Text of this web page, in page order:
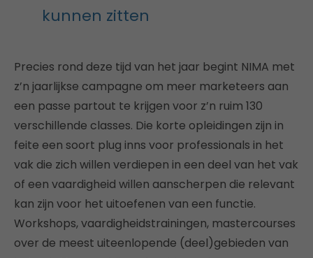
kunnen zitten
Precies rond deze tijd van het jaar begint NIMA met
z’n jaarlijkse campagne om meer marketeers aan
een passe partout te krijgen voor z’n ruim 130
verschillende classes. Die korte opleidingen zijn in
feite een soort plug inns voor professionals in het
vak die zich willen verdiepen in een deel van het vak
of een vaardigheid willen aanscherpen die relevant
kan zijn voor het uitoefenen van een functie.
Workshops, vaardigheidstrainingen, mastercourses
over de meest uiteenlopende (deel)gebieden van